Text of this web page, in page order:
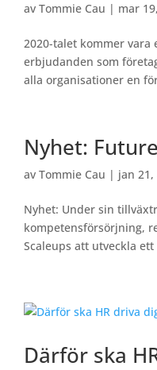
avTommie Cau | mar
2020-talet kommer
erbjudanden som
alla organisationer en
Nyhet:
avTommie Cau | jan 21,
Nyhet: Under sin
kompetensförsörjning,
Scaleups att utveckla
Därför ska